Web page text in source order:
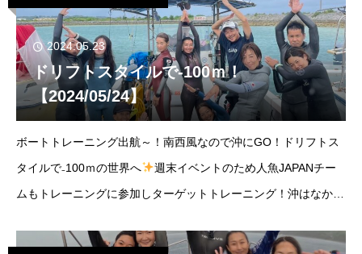
2024.05.23
ドリフトスタイルで-100ｍ！
【2024/05/24】
ボートトレーニング出航～！南西風なので沖にGO！ドリフトス
タイルで₋100ｍの世界へ
週末イベントのため人魚JAPANチー
ムもトレーニングに参加しターゲットトレーニング！沖はなかな
ム-100ｍ(ドリフト)曇りときど